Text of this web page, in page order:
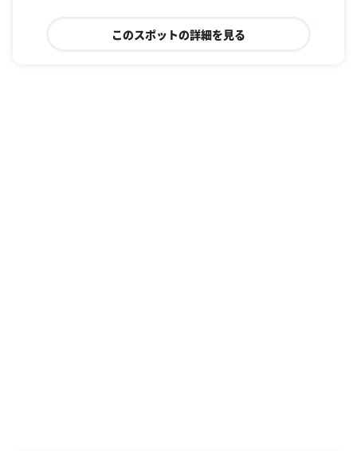
このスポットの詳細を見る